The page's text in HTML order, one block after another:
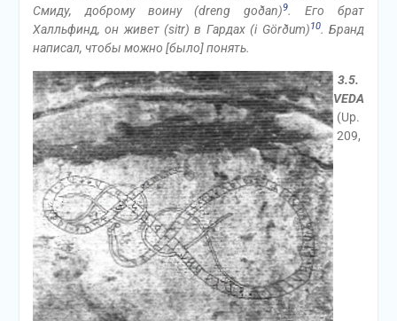
Смиду, доброму воину (dreng goðan)9. Его брат
Халльфинд, он живет (sitr) в Гардах (i Görðum)10. Бранд
написал, чтобы можно [было] понять.
3.5.
VEDA
(Up.
209,